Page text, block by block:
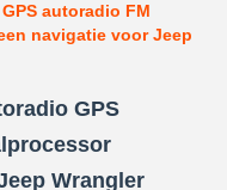
autoradio FM
navigatie voor Jeep
GPS
Wrangler